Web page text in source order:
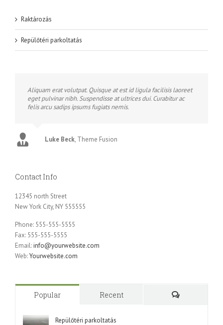
Raktározás
Repülőtéri parkoltatás
Aliquam erat volutpat. Quisque at est id ligula facilisis laoreet
eget pulvinar nibh. Suspendisse at ultrices dui. Curabitur ac
felis arcu sadips ipsums fugiats nemis.
Luke Beck, Theme Fusion
Contact Info
12345 north Street
New York City, NY 555555
Phone: 555-555-5555
Fax: 555-555-5555
Email:info@yourwebsite.com
Web:Yourwebsite.com
Popular
Recent
Repülőtéri parkoltatás